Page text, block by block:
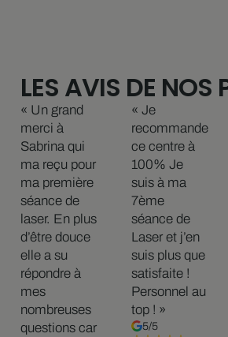
LES AVIS DE NOS
« Un grand
merci à
Sabrina qui
ma reçu pour
ma première
séance de
laser. En plus
d’être douce
elle a su
répondre à
mes
nombreuses
questions car
« Je
recommande
ce centre à
100% Je
suis à ma
7ème
séance de
Laser et j’en
suis plus que
satisfaite !
Personnel au
top ! »
5/5